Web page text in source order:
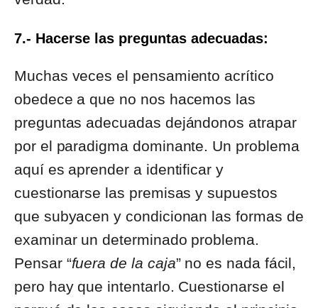
7.- Hacerse las preguntas adecuadas:
Muchas veces el pensamiento acrítico
obedece a que no nos hacemos las
preguntas adecuadas dejándonos atrapar
por el paradigma dominante. Un problema
aquí es aprender a identificar y
cuestionarse las premisas y supuestos
que subyacen y condicionan las formas de
examinar un determinado problema.
Pensar “fuera de la caja” no es nada fácil,
pero hay que intentarlo. Cuestionarse el